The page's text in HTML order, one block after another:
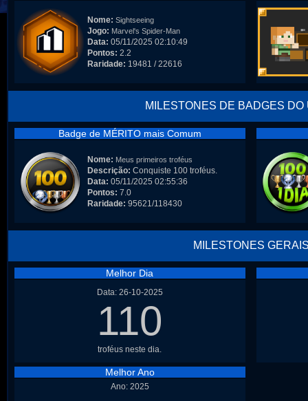
Nome: Sightseeing
Jogo: Marvel's Spider-Man
Data: 05/11/2025 02:10:49
Pontos: 2.2
Raridade: 19481 / 22616
MILESTONES DE BADGES DO
Badge de MÉRITO mais Comum
Nome: Meus primeiros troféus
Descrição: Conquiste 100 troféus.
Data: 05/11/2025 02:55:36
Pontos: 7.0
Raridade: 95621/118430
MILESTONES
Melhor Dia
Data: 26-10-2025
110
troféus neste dia.
Melhor Ano
Ano: 2025